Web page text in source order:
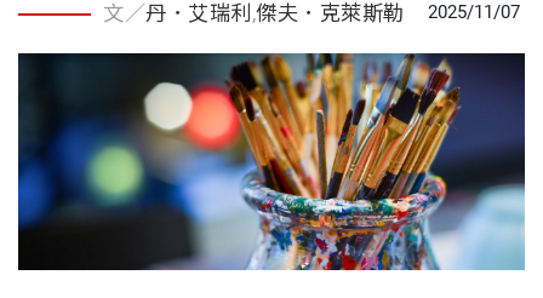
文／丹．艾瑞利 ,傑夫．克萊斯勒 2025/11/07